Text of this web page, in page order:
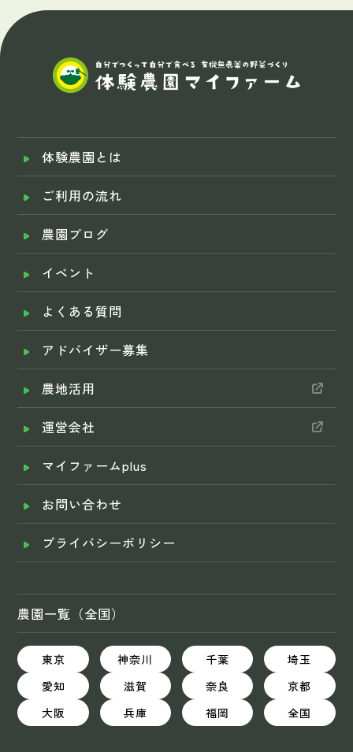
体験農園とは
ご利用の流れ
農園ブログ
イベント
よくある質問
アドバイザー募集
農地活用
運営会社
マイファームplus
お問い合わせ
プライバシーポリシー
農園一覧（全国）
東京 神奈川 千葉
埼玉
愛知
滋賀 奈良
京都
大阪
兵庫 福岡 全国